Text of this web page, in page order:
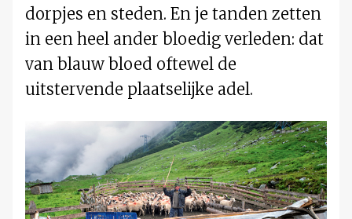
dorpjes en steden. En je tanden zetten
in een heel ander bloedig verleden: dat
van blauw bloed oftewel de
uitstervende plaatselijke adel.